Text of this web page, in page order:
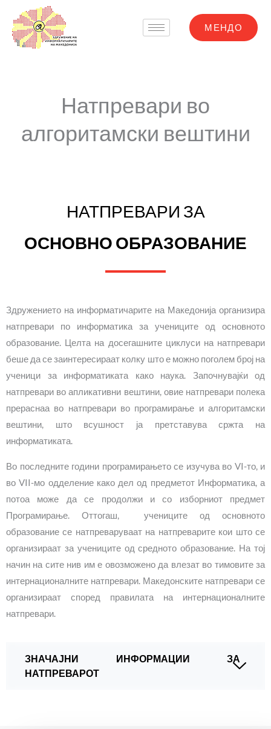
content
МЕНДО
Натпревари во
алгоритамски вештини
НАТПРЕВАРИ ЗА
ОСНОВНО ОБРАЗОВАНИЕ
Здружението на информатичарите на Македонија организира
натпревари по информатика за учениците од основното
образование. Целта на досегашните циклуси на натпревари
беше да се заинтересираат колку што е можно поголем број на
ученици за информатиката како наука. Започнувајќи од
натпревари во апликативни вештини, овие натпревари полека
прераснаа во натпревари во програмирање и алгоритамски
вештини, што всушност ја претставува сржта на
информатиката.
Во последните години програмирањето се изучува во VI-то, и
во VII-мо одделение како дел од предметот Информатика, а
потоа може да се продолжи и со изборниот предмет
Програмирање. Оттогаш, учениците од основното
образование се натпреваруваат на натпреварите кои што се
организираат за учениците од средното образование. На тој
начин на сите нив им е овозможено да влезат во тимовите за
интернационалните натпревари. Македонските натпревари се
организираат според правилата на интернационалните
натпревари.
ЗНАЧАЈНИ ИНФОРМАЦИИ ЗА
НАТПРЕВАРОТ